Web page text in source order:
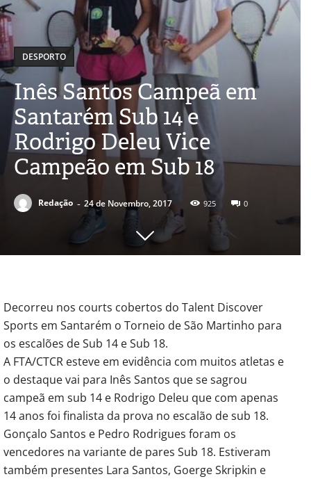
DESPORTO
Inês Santos Campeã em
Santarém Sub 14 e
Rodrigo Deleu Vice
Campeão em Sub 18
Redação - 24 de Novembro, 2017 925 0
Decorreu nos courts cobertos do Talent Discover
Sports em Santarém o Torneio de São Martinho para
os escalões de Sub 14 e Sub 18.
A FTA/CTCR esteve em evidência com muitos atletas e
o destaque vai para Inês Santos que se sagrou
campeã em sub 14 e Rodrigo Deleu que com apenas
14 anos foi finalista da prova no escalão de sub 18.
Gonçalo Santos e Pedro Rodrigues foram os
vencedores na variante de pares Sub 18. Estiveram
também presentes Lara Santos, Goerge Skripkin e